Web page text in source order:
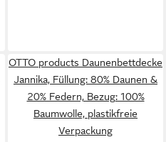
OTTO products Daunenbettdecke
Jannika, Füllung: 80% Daunen &
20% Federn, Bezug: 100%
Baumwolle, plastikfreie
Verpackung